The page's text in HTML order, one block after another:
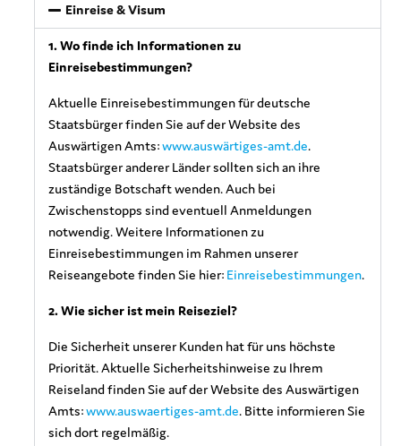
Einreise & Visum
1. Wo finde ich Informationen zu
Einreisebestimmungen?
Aktuelle Einreisebestimmungen für deutsche
Staatsbürger finden Sie auf der Website des
Auswärtigen Amts:www.auswärtiges-amt.de.
Staatsbürger anderer Länder sollten sich an ihre
zuständige Botschaft wenden. Auch bei
Zwischenstopps sind eventuell Anmeldungen
notwendig. Weitere Informationen zu
Einreisebestimmungen im Rahmen unserer
Reiseangebote finden Sie hier: Einreisebestimmungen.
2. Wie sicher ist mein Reiseziel?
Die Sicherheit unserer Kunden hat für uns höchste
Priorität. Aktuelle Sicherheitshinweise zu Ihrem
Reiseland finden Sie auf der Website des Auswärtigen
Amts:www.auswaertiges-amt.de. Bitte informieren Sie
sich dort regelmäßig.